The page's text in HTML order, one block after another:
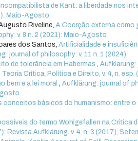
de Kant: a liberdade nos
Maio-Agosto
Riveline,A Coerção externa como
v. 8 n. 2 (2021): Maio-Agosto
dos Santos,Artificialidade e
journal of philosophy: v. 11 n. 1 (2024)
de tolerância em Habermas ,Aufklärung:
Crítica, Política e Direito, v. 4, n. esp.
bem e a lei moral ,Aufklärung: journal of
conceitos básicos do humanismo: entre o
do termo Wohlgefallen na Crítica
Revista Aufklärung. v. 4, n. 3 (2017),